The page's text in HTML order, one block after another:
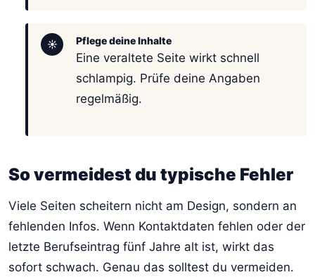
☀ Pflege deine Inhalte
Eine veraltete Seite wirkt schnell
schlampig. Prüfe deine Angaben
regelmäßig.
So vermeidest du typische Fehler
Viele Seiten scheitern nicht am Design, sondern an
fehlenden Infos. Wenn Kontaktdaten fehlen oder der
letzte Berufseintrag fünf Jahre alt ist, wirkt das
sofort schwach. Genau das solltest du vermeiden.